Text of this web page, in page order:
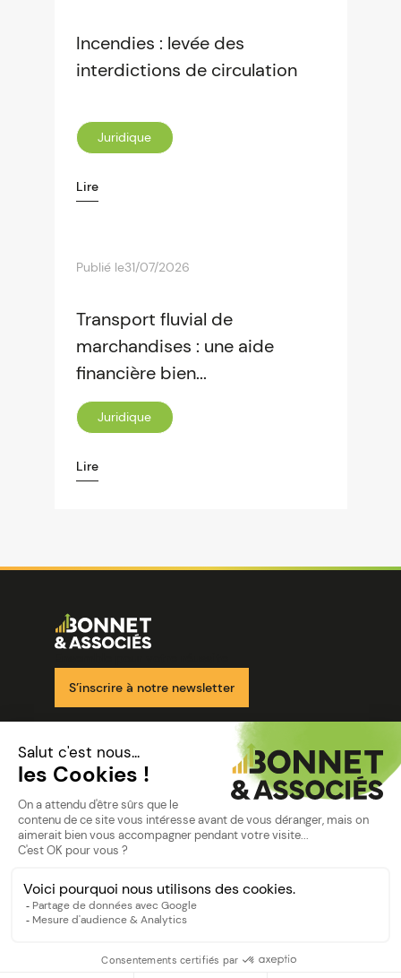
Incendies : levée des
interdictions de circulation
Juridique
Lire
Publié le31/07/2026
Transport fluvial de
marchandises : une aide
financière bien...
Juridique
Lire
Image
S’inscrire à notre newsletter
Nos solutions
Nos cabinets
Mon espace client
Politique de confidentialité
©Bonnet2023